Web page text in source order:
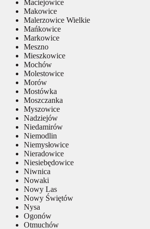
Maciejowice
Makowice
Malerzowice Wielkie
Mańkowice
Markowice
Meszno
Mieszkowice
Mochów
Molestowice
Morów
Mostówka
Moszczanka
Myszowice
Nadziejów
Niedamirów
Niemodlin
Niemysłowice
Nieradowice
Niesiebędowice
Niwnica
Nowaki
Nowy Las
Nowy Świętów
Nysa
Ogonów
Otmuchów